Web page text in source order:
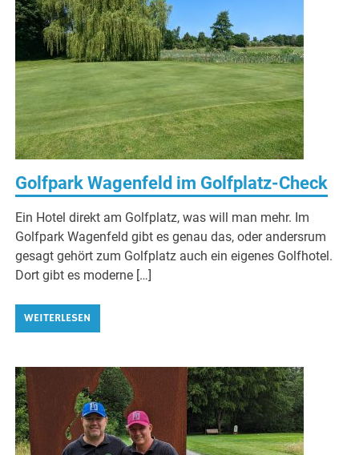
Golfpark Wagenfeld im Golfplatz-Check
Ein Hotel direkt am Golfplatz, was will man mehr. Im
Golfpark Wagenfeld gibt es genau das, oder andersrum
gesagt gehört zum Golfplatz auch ein eigenes Golfhotel.
Dort gibt es moderne […]
WEITERLESEN